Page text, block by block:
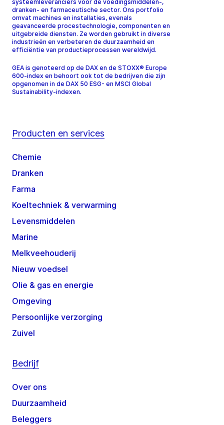
systeemleveranciers voor de voedingsmiddelen-,
dranken- en farmaceutische sector. Ons portfolio
omvat machines en installaties, evenals
geavanceerde procestechnologie, componenten en
uitgebreide diensten. Ze worden gebruikt in diverse
industrieën en verbeteren de duurzaamheid en
efficiëntie van productieprocessen wereldwijd.
GEA is genoteerd op de DAX en de STOXX® Europe
600-index en behoort ook tot de bedrijven die zijn
opgenomen in de DAX 50 ESG- en MSCI Global
Sustainability-indexen.
Producten en services
Chemie
Dranken
Farma
Koeltechniek & verwarming
Levensmiddelen
Marine
Melkveehouderij
Nieuw voedsel
Olie & gas en energie
Omgeving
Persoonlijke verzorging
Zuivel
Bedrijf
Over ons
Duurzaamheid
Beleggers